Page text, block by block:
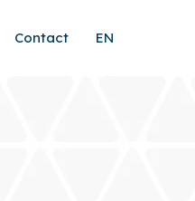
Contact EN